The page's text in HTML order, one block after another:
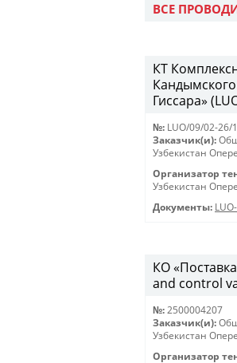
ВСЕ
КТ
Гиссара»
№: LUO/09/02-26/
Заказчик(и):
Узбекистан
Организатор
Узбекистан
Документы:
КО
and control
№: 2500004207
Заказчик(и):
Узбекистан
Организатор